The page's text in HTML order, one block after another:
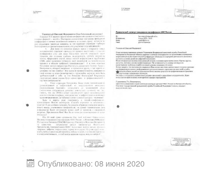
Опубликовано: 08 июня 2020